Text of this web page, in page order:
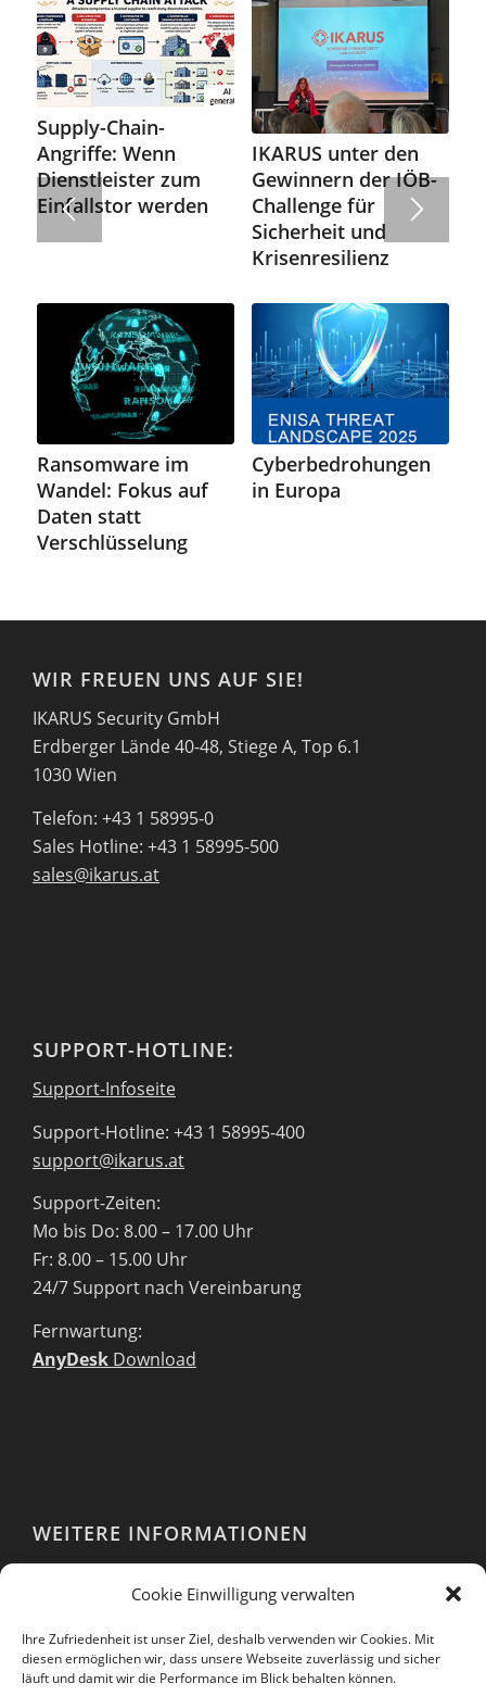
Cookie Einwilligung verwalten
Ihre Zufriedenheit ist unser Ziel, deshalb verwenden wir Cookies. Mit
diesen ermöglichen wir, dass unsere Webseite zuverlässig und sicher
läuft und damit wir die Performance im Blick behalten können.
Supply-Chain-
Angriffe: Wenn
Dienstleister zum
Einfallstor werden
IKARUS unter den
Gewinnern der IÖB-
Challenge für
Sicherheit und
Krisenresilienz
Ransomware im
Wandel: Fokus auf
Daten statt
Verschlüsselung
Cyberbedrohungen
in Europa
WIR FREUEN UNS AUF SIE!
IKARUS Security GmbH
Erdberger Lände 40-48, Stiege A, Top 6.1
1030 Wien
Telefon: +43 1 58995-0
Sales Hotline: +43 1 58995-500
sales@ikarus.at
SUPPORT-HOTLINE:
Support-Infoseite
Support-Hotline: +43 1 58995-400
support@ikarus.at
Support-Zeiten:
Mo bis Do: 8.00 – 17.00 Uhr
Fr: 8.00 – 15.00 Uhr
24/7 Support nach Vereinbarung
Fernwartung:
AnyDesk Download
WEITERE INFORMATIONEN
AGB
EULA
Datenschutzerklärung